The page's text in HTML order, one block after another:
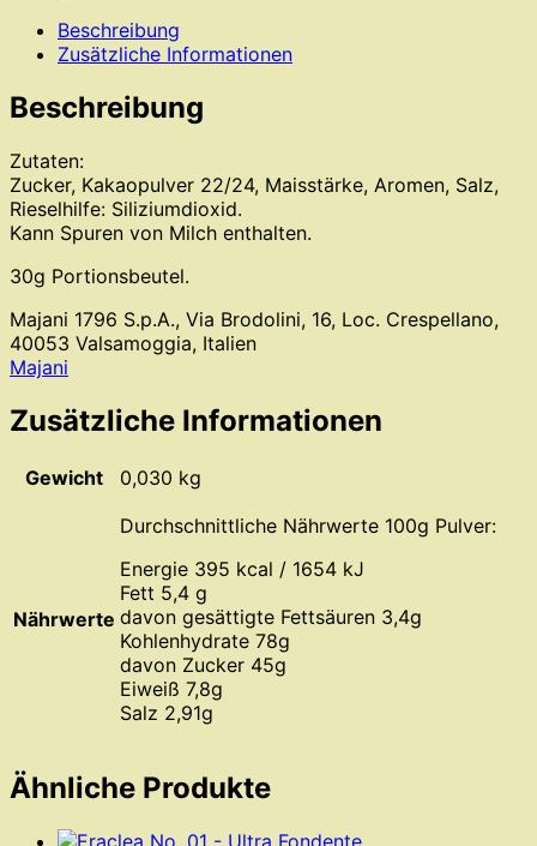
Beschreibung
Zusätzliche Informationen
Beschreibung
Zutaten:
Zucker, Kakaopulver 22/24, Maisstärke, Aromen, Salz,
Rieselhilfe: Siliziumdioxid.
Kann Spuren von Milch enthalten.
30g Portionsbeutel.
Majani 1796 S.p.A., Via Brodolini, 16, Loc. Crespellano,
40053 Valsamoggia, Italien
Majani
Zusätzliche Informationen
Gewicht 0,030 kg
Nährwerte
Durchschnittliche Nährwerte 100g Pulver:
Energie 395 kcal / 1654 kJ
Fett 5,4 g
davon gesättigte Fettsäuren 3,4g
Kohlenhydrate 78g
davon Zucker 45g
Eiweiß 7,8g
Salz 2,91g
Ähnliche Produkte